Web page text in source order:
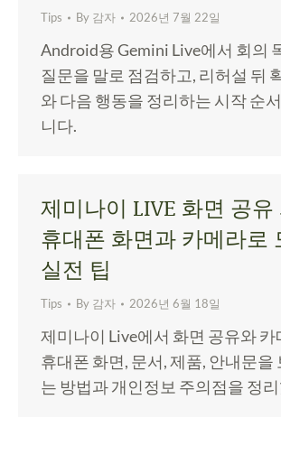
Tips By 감자 2026년 7월 22일
Android용 Gemini Live에서 회의
질문을 말로 점검하고, 리허설 뒤
와 다음 행동을 정리하는 시작 순
니다.
제미나이 LIVE 화면 공유
휴대폰 화면과 카메라로
실전 팁
Tips By 감자 2026년 6월 18일
제미나이 Live에서 화면 공유와 카
휴대폰 화면, 문서, 제품, 안내문을
는 방법과 개인정보 주의점을 정